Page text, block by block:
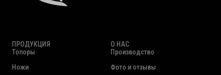
ПРОДУКЦИЯ
Топоры
Ножи
О НАС
Производство
Фото и отзывы